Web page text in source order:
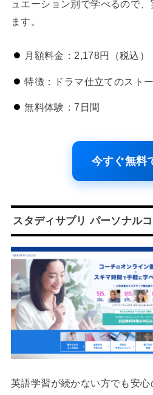
ュエーション別で学べるので
ます。
月額料金：2,178円（税込）
特徴：ドラマ仕立てのスト
無料体験：7日間
今すぐ無料
スタディサプリ パーソナル
英語学習が続かない方でも安心